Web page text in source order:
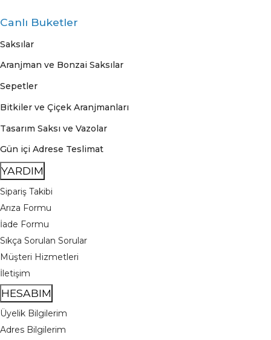
Canlı Buketler
Saksılar
Aranjman ve Bonzai Saksılar
Sepetler
Bitkiler ve Çiçek Aranjmanları
Tasarım Saksı ve Vazolar
Gün içi Adrese Teslimat
YARDIM
Sipariş Takibi
Arıza Formu
İade Formu
Sıkça Sorulan Sorular
Müşteri Hizmetleri
İletişim
HESABIM
Üyelik Bilgilerim
Adres Bilgilerim